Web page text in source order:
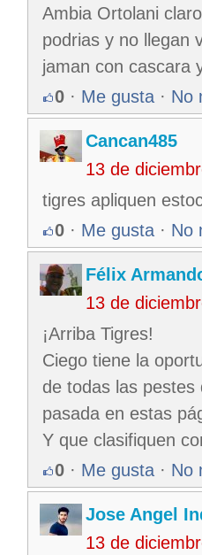
Ambia Ortolani
podrias y no llegan
jaman con cascara
0 · Me gusta · No
Cancan485
13 de
tigres apliquen
0 · Me gusta · No
Félix
13 de
¡Arriba Tigres!
Ciego tiene la
de todas las pestes
pasada en estas
Y que clasifiquen
0 · Me gusta · No
Jose Angel
13 de